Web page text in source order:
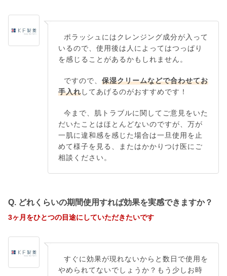
ポラッシュにはクレンジング成分が入って
いるので、使用後は人によってはつっぱり
を感じることがあるかもしれません。
ですので、保湿クリームなどで合わせてお
手入れしてあげるのがおすすめです！
今まで、肌トラブルに関してご意見をいた
だいたことはほとんどないのですが、万が
一肌に違和感を感じた場合は一旦使用を止
めて様子を見る、またはかかりつけ医にご
相談ください。
Q. どれくらいの期間使用すれば効果を実感できますか？
3ヶ月をひとつの目途にしていただきたいです
すぐに効果が現れないからと数日で使用を
やめられてないでしょうか？もう少しお時